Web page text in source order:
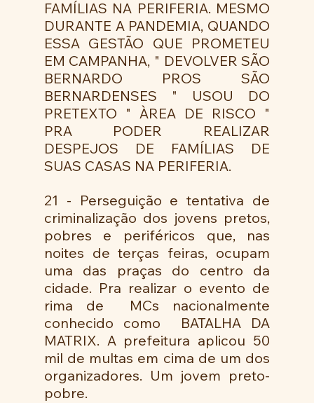
FAMÍLIAS NA PERIFERIA. MESMO
DURANTE A PANDEMIA, QUANDO
ESSA GESTÃO QUE PROMETEU
EM CAMPANHA, " DEVOLVER SÃO
BERNARDO PROS SÃO
BERNARDENSES " USOU DO
PRETEXTO " ÀREA DE RISCO "
PRA PODER REALIZAR
DESPEJOS DE FAMÍLIAS DE
SUAS CASAS NA PERIFERIA.
21 - Perseguição e tentativa de
criminalização dos jovens pretos,
pobres e periféricos que, nas
noites de terças feiras, ocupam
uma das praças do centro da
cidade. Pra realizar o evento de
rima de  MCs nacionalmente
conhecido como  BATALHA DA
MATRIX. A prefeitura aplicou 50
mil de multas em cima de um dos
organizadores. Um jovem preto-
pobre.